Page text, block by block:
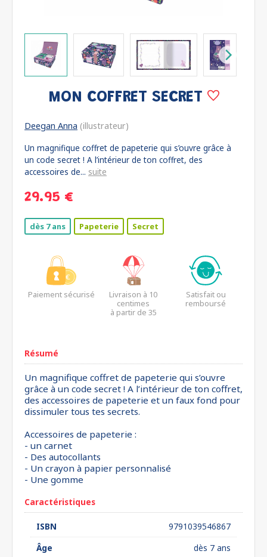
MON COFFRET SECRET
Deegan Anna (illustrateur)
Un magnifique coffret de papeterie qui s’ouvre grâce à
un code secret ! A l’intérieur de ton coffret, des
accessoires de... suite
29.95 €
dès 7 ans Papeterie Secret
Paiement sécurisé
Livraison à 10
centimes
à partir de 35
Satisfait ou
remboursé
Résumé
Un magnifique coffret de papeterie qui s’ouvre
grâce à un code secret ! A l’intérieur de ton coffret,
des accessoires de papeterie et un faux fond pour
dissimuler tous tes secrets.
Accessoires de papeterie :
- un carnet
- Des autocollants
- Un crayon à papier personnalisé
- Une gomme
Caractéristiques
ISBN
9791039546867
Âge
dès 7 ans